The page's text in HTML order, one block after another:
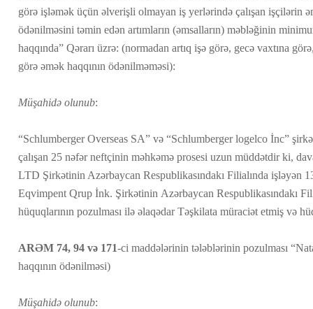
görə işləmək üçün əlverişli olmayan iş yerlərində çalışan işçilərin
ödənilməsini təmin edən artımların (əmsalların) məbləğinin
haqqında” Qərarı üzrə: (normadan artıq işə görə, gecə vaxtına
görə əmək haqqının ödənilməməsi):
Müşahidə olunub:
“Schlumberger Overseas SA” və “Schlumberger logelco İnc”
çalışan 25 nəfər neftçinin məhkəmə prosesi uzun müddətdir ki,
LTD Şirkətinin Azərbaycan Respublikasındakı Filialında işləyən
Eqvimpent Qrup İnk. Şirkətinin Azərbaycan Respublikasındakı
hüquqlarının pozulması ilə əlaqədar Təşkilata müraciət etmiş və
ARƏM 74, 94 və 171-ci maddələrinin tələblərinin pozulması
haqqının ödənilməsi)
Müşahidə olunub: